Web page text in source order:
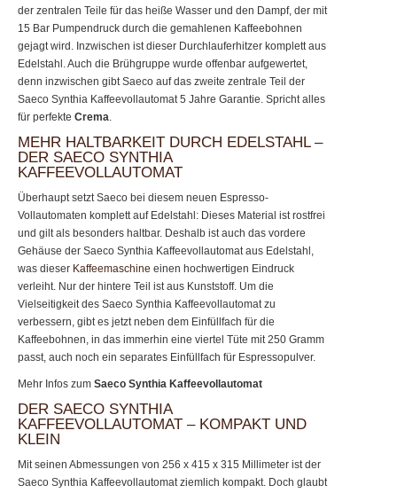
der zentralen Teile für das heiße Wasser und den Dampf, der mit
15 Bar Pumpendruck durch die gemahlenen Kaffeebohnen
gejagt wird. Inzwischen ist dieser Durchlauferhitzer komplett aus
Edelstahl. Auch die Brühgruppe wurde offenbar aufgewertet,
denn inzwischen gibt Saeco auf das zweite zentrale Teil der
Saeco Synthia Kaffeevollautomat 5 Jahre Garantie. Spricht alles
für perfekte Crema.
MEHR HALTBARKEIT DURCH EDELSTAHL –
DER SAECO SYNTHIA
KAFFEEVOLLAUTOMAT
Überhaupt setzt Saeco bei diesem neuen Espresso-
Vollautomaten komplett auf Edelstahl: Dieses Material ist rostfrei
und gilt als besonders haltbar. Deshalb ist auch das vordere
Gehäuse der Saeco Synthia Kaffeevollautomat aus Edelstahl,
was dieser Kaffeemaschine einen hochwertigen Eindruck
verleiht. Nur der hintere Teil ist aus Kunststoff. Um die
Vielseitigkeit des Saeco Synthia Kaffeevollautomat zu
verbessern, gibt es jetzt neben dem Einfüllfach für die
Kaffeebohnen, in das immerhin eine viertel Tüte mit 250 Gramm
passt, auch noch ein separates Einfüllfach für Espressopulver.
Mehr Infos zum Saeco Synthia Kaffeevollautomat
DER SAECO SYNTHIA
KAFFEEVOLLAUTOMAT – KOMPAKT UND
KLEIN
Mit seinen Abmessungen von 256 x 415 x 315 Millimeter ist der
Saeco Synthia Kaffeevollautomat ziemlich kompakt. Doch glaubt